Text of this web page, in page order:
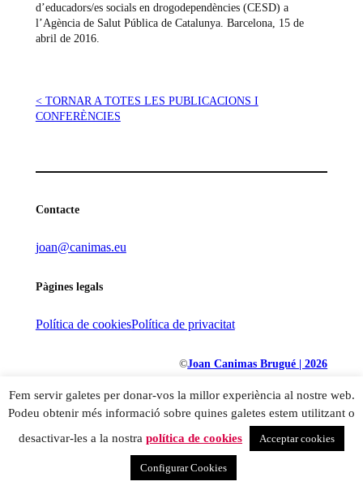
d’educadors/es socials en drogodependències (CESD) a
l’Agència de Salut Pública de Catalunya. Barcelona, 15 de
abril de 2016.
< TORNAR A TOTES LES PUBLICACIONS I
CONFERÈNCIES
Contacte
joan@canimas.eu
Pàgines legals
Política de cookiesPolítica de privacitat
©Joan Canimas Brugué | 2026
Fem servir galetes per donar-vos la millor experiència al nostre web.
Podeu obtenir més informació sobre quines galetes estem utilitzant o
desactivar-les a la nostra política de cookies Acceptar cookies
Configurar Cookies